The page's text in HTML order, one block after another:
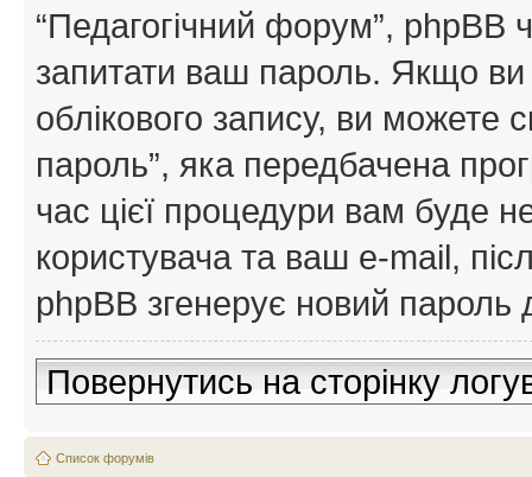
“Педагогічний форум”, phpBB
запитати ваш пароль. Якщо
облікового запису, ви можете
пароль”, яка передбачена
час цієї процедури вам буде
користувача та ваш e-mail,
phpBB згенерує новий пароль
Повернутись на сторінку
Список форумів